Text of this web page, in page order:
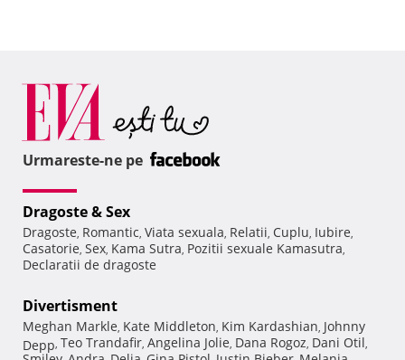
Urmareste-ne pe
Dragoste & Sex
Dragoste, Romantic, Viata sexuala, Relatii, Cuplu, Iubire,
Casatorie, Sex, Kama Sutra, Pozitii sexuale Kamasutra,
Declaratii de dragoste
Divertisment
Meghan Markle, Kate Middleton, Kim Kardashian, Johnny
Depp, Teo Trandafir, Angelina Jolie, Dana Rogoz, Dani Otil,